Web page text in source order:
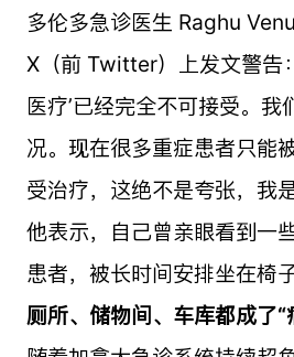
多伦多急诊医生 Raghu
X（前 Twitter）上发文警告
医疗’已经完全不可接受。我
况。现在很多重症患者只能
受治疗，这绝不是夸张，我
他表示，自己曾亲眼看到一
患者，被长时间安排坐在椅
厕所、储物间、车库都成了“